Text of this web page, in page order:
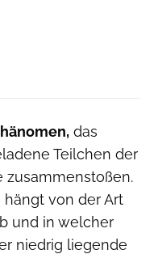
das
Teilchen der
zusammenstoßen.
von der Art
und in welcher
niedrig liegende